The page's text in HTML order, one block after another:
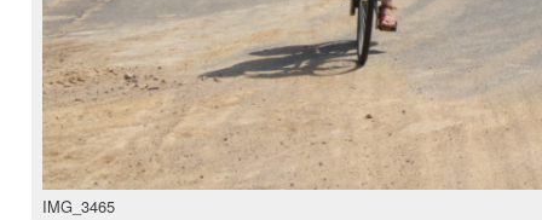
IMG_3465